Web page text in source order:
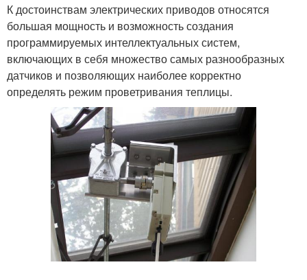
К достоинствам электрических приводов относятся
большая мощность и возможность создания
программируемых интеллектуальных систем,
включающих в себя множество самых разнообразных
датчиков и позволяющих наиболее корректно
определять режим проветривания теплицы.